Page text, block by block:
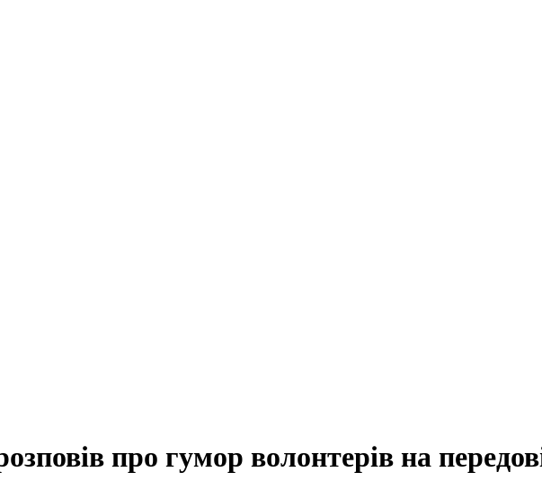
про гумор волонтерів на